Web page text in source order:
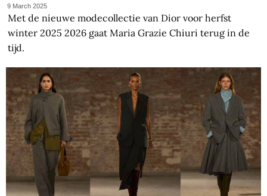
9 March 2025
Met de nieuwe modecollectie van Dior voor herfst
winter 2025 2026 gaat Maria Grazie Chiuri terug in de
tijd.